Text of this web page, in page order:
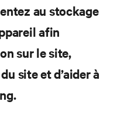
au stockage
afin
sur le site,
site et d’aider à